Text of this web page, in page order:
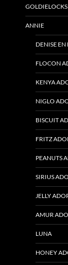
GOLDIELOCKS
ANNIE
DENISE EN
FLOCON
KENYA
NIGLO
BISCUIT
FRITZ
PEANUTS
SIRIUS
JELLY
AMUR
LUNA
HONEY